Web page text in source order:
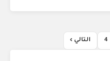
4 التالي ›